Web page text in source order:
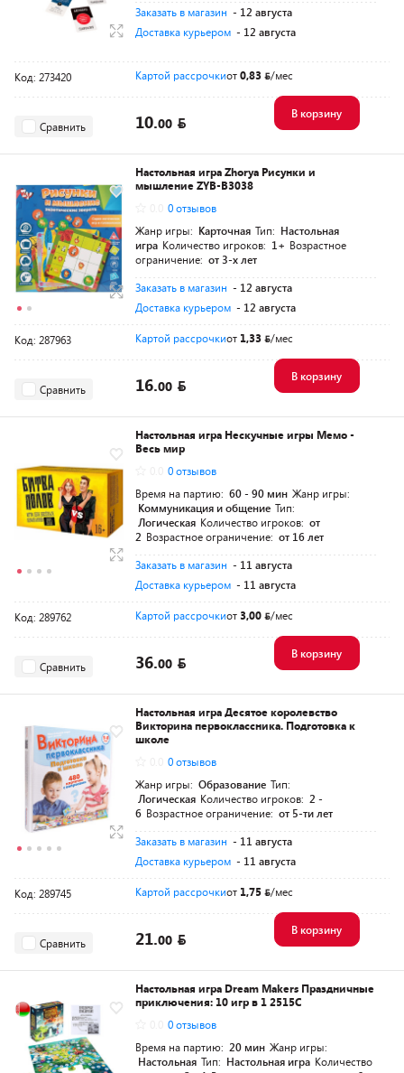
Заказать в магазин - 12 августа
Доставка курьером - 12 августа
Код: 273420 Картой рассрочкиот0,83 /мес
Сравнить 10.00
В корзину
Настольная игра Zhorya Рисунки и
мышление ZYB-B3038
0 отзывов
Жанр игры: Карточная Тип: Настольная
игра Количество игроков: 1+ Возрастное
ограничение: от 3-х лет
Заказать в магазин - 12 августа
Доставка курьером - 12 августа
Код: 287963 Картой рассрочкиот 1,33 /мес
Сравнить 16.00
В корзину
Настольная игра Нескучные игры Мемо -
Весь мир
0 отзывов
Время на партию: 60 - 90 мин Жанр игры:
Коммуникация и общение Тип:
Логическая Количество игроков: от
2 Возрастное ограничение: от 16 лет
Заказать в магазин - 11 августа
Доставка курьером - 11 августа
Код: 289762 Картой рассрочкиот3,00 /мес
Сравнить 36.00
В корзину
Настольная игра Десятое королевство
Викторина первоклассника. Подготовка к
школе
0 отзывов
Жанр игры: Образование Тип:
Логическая Количество игроков: 2 -
6 Возрастное ограничение: от 5-ти лет
Заказать в магазин - 11 августа
Доставка курьером - 11 августа
Код: 289745 Картой рассрочкиот 1,75 /мес
Сравнить 21.00
В корзину
Настольная игра Dream Makers Праздничные
приключения: 10 игр в 1 2515C
0 отзывов
Время на партию: 20 мин Жанр игры:
Настольная Тип: Настольная игра Количество